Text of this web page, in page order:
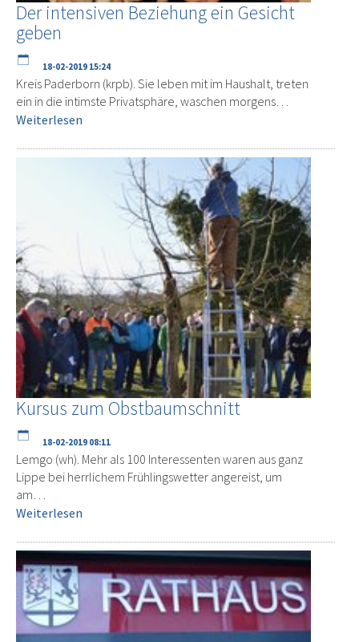
Der intensiven Beziehung ein Gesicht
geben
18-02-2019 15:24
Kreis Paderborn (krpb). Sie leben mit im Haushalt, treten
ein in die intimste Privatsphäre, waschen morgens…
Weiterlesen
Kursus zum Obstbaumschnitt
18-02-2019 08:11
Lemgo (wh). Mehr als 100 Interessenten waren aus ganz
Lippe bei herrlichem Frühlingswetter angereist, um
am…
Weiterlesen